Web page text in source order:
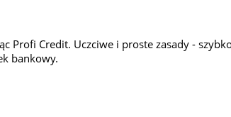
Profi Credit. Uczciwe i proste zasady -
bankowy.